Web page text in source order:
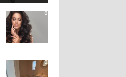
0
0